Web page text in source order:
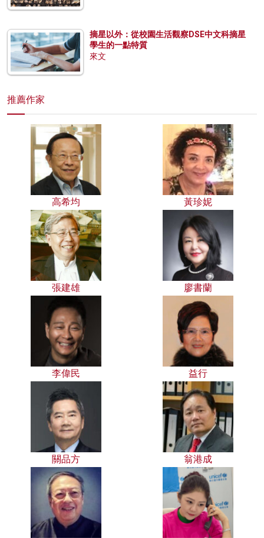
摘星以外：從校園生活觀察DSE中文科摘星
學生的一點特質
來文
推薦作家
高希均 黃珍妮
張建雄 廖書蘭
李偉民 益行
關品方 翁港成